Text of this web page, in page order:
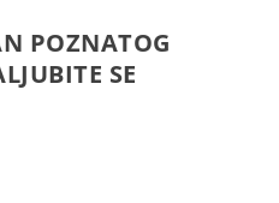
POZNATOG
SE